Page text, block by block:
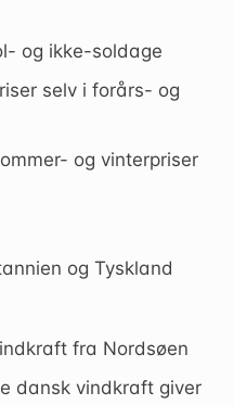
og ikke-soldage
selv i forårs- og
og vinterpriser
og Tyskland
fra Nordsøen
dansk vindkraft giver